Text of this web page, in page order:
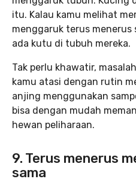
itu. Kalau kamu melihat
menggaruk terus menerus
ada kutu di tubuh mereka.
Tak perlu khawatir,
kamu atasi dengan rutin
anjing menggunakan
bisa dengan mudah
hewan peliharaan.
9. Terus menerus
sama